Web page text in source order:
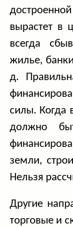
вырастет в
всегда
жилье,
д.
силы. Когда
должно
земли,
Нельзя
Другие
торговые и